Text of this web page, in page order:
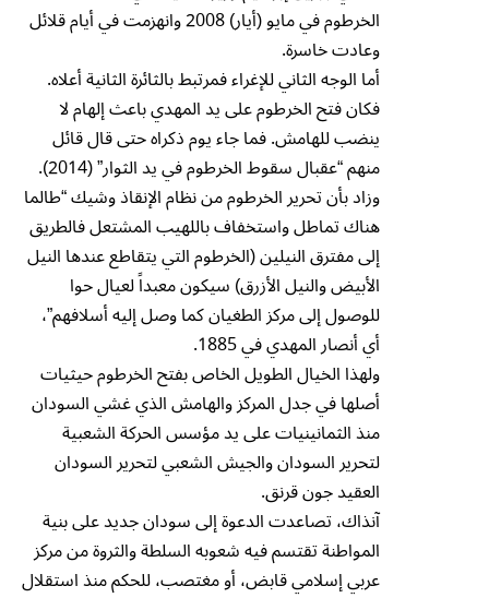
الخرطوم في مايو (أيار) 2008 وانهزمت في أيام قلائل
وعادت خاسرة.
أما الوجه الثاني للإغراء فمرتبط بالثائرة الثانية أعلاه.
فكان فتح الخرطوم على يد المهدي باعث إلهام لا
ينضب للهامش. فما جاء يوم ذكراه حتى قال قائل
منهم “عقبال سقوط الخرطوم في يد الثوار” (2014).
وزاد بأن تحرير الخرطوم من نظام الإنقاذ وشيك “طالما
هناك تماطل واستخفاف باللهيب المشتعل فالطريق
إلى مفترق النيلين (الخرطوم التي يتقاطع عندها النيل
الأبيض والنيل الأزرق) سيكون معبداً لعيال حوا
للوصول إلى مركز الطغيان كما وصل إليه أسلافهم”،
أي أنصار المهدي في 1885.
ولهذا الخيال الطويل الخاص بفتح الخرطوم حيثيات
أصلها في جدل المركز والهامش الذي غشي السودان
منذ الثمانينيات على يد مؤسس الحركة الشعبية
لتحرير السودان والجيش الشعبي لتحرير السودان
العقيد جون قرنق.
آنذاك، تصاعدت الدعوة إلى سودان جديد على بنية
المواطنة تقتسم فيه شعوبه السلطة والثروة من مركز
عربي إسلامي قابض، أو مغتصب، للحكم منذ استقلال